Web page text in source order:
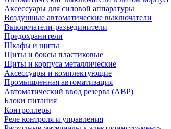
Аксессуары для силовой аппаратуры
Воздушные автоматические выключатели
Выключатели-разъединители
Предохранители
Шкафы и щиты
Щиты и боксы пластиковые
Щиты и корпуса металлические
Аксессуары и комплектующие
Промышленная автоматизация
Автоматический ввод резерва (АВР)
Блоки питания
Контроллеры
Реле контроля и управления